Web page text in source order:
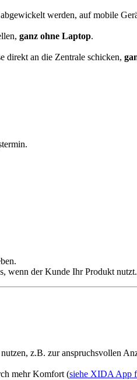
werden, auf mobile
ganz ohne Laptop.
direkt an die Zentrale schicken,
wenn der Kunde Ihr Produkt nutzt.
z.B. zur anspruchsvollen
mehr Komfort (siehe XIDA App